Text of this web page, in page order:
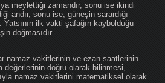
meylettiği zamandır, sonu ise ikindi
andır, sonu ise, güneşin sarardığı
Yatsının ilk vakti şafağın kaybolduğu
doğmasıdır.
namaz vakitlerinin ve ezan saatlerinin
değerlerinin doğru olarak bilinmesi,
namaz vakitlerini matematiksel olarak